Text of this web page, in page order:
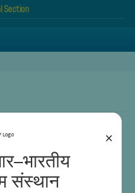
×
संस्थान
Section